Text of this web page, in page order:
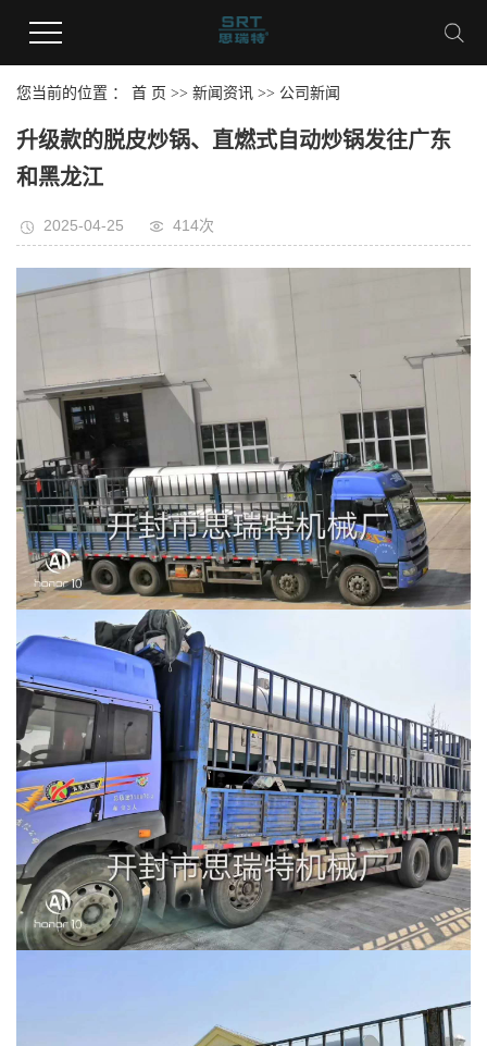
您当前的位置 ： 首 页 >> 新闻资讯 >> 公司新闻
升级款的脱皮炒锅、直燃式自动炒锅发往广东
和黑龙江
2025-04-25 414次